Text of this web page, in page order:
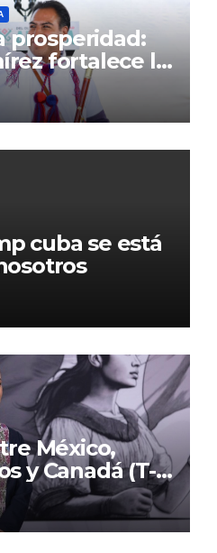
prosperidad:
fortalece la
de Aldama
cuba se está
México,
y Canadá (T-
hasta el
Claudia